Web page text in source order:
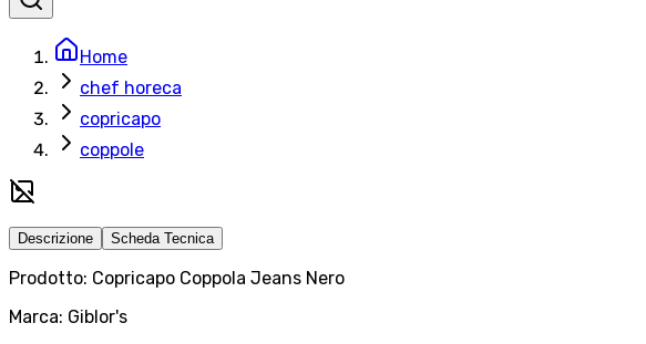
Home
chef horeca
copricapo
coppole
Descrizione Scheda Tecnica
Prodotto: Copricapo Coppola Jeans Nero
Marca: Giblor's